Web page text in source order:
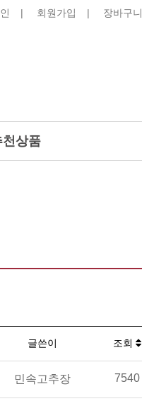
회원가입 장바구니
천상품
글쓴이 조회
민속고추장 7540